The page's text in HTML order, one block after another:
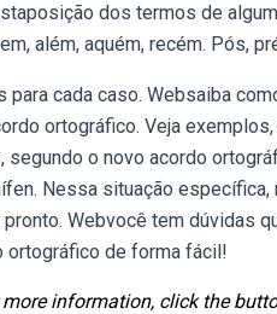
dos termos de
além, aquém, recém. Pós,
cada caso. Websaiba
ortográfico. Veja
o novo acordo
Nessa situação
Webvocê tem dúvidas
ortográfico de forma fácil!
more information, click the